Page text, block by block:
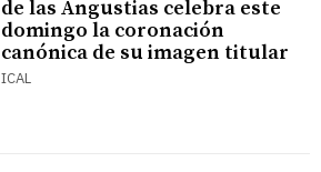
de las Angustias celebra este
domingo la coronación
canónica de su imagen titular
ICAL